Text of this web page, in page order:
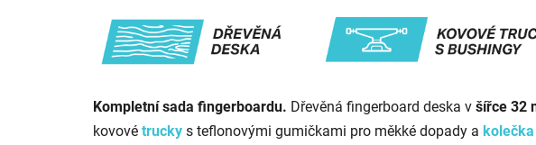
Kompletní sada fingerboardu. Dřevěná fingerboard deska v šířce 32
kovové trucky s teflonovými gumičkami pro měkké dopady a kolečka